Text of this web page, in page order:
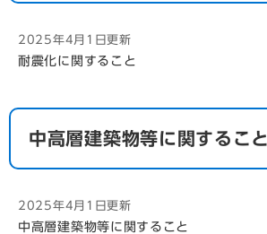
2025年4月1日更新
耐震化に関すること
中高層建築物等に関すること
2025年4月1日更新
中高層建築物等に関すること